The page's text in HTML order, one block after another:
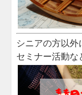
シニアの方以
セミナー活動な